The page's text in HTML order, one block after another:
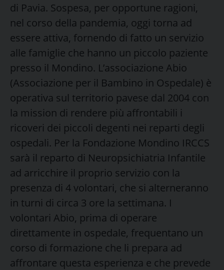
di Pavia. Sospesa, per opportune ragioni,
nel corso della pandemia, oggi torna ad
essere attiva, fornendo di fatto un servizio
alle famiglie che hanno un piccolo paziente
presso il Mondino. L’associazione Abio
(Associazione per il Bambino in Ospedale) è
operativa sul territorio pavese dal 2004 con
la mission di rendere più affrontabili i
ricoveri dei piccoli degenti nei reparti degli
ospedali. Per la Fondazione Mondino IRCCS
sarà il reparto di Neuropsichiatria Infantile
ad arricchire il proprio servizio con la
presenza di 4 volontari, che si alterneranno
in turni di circa 3 ore la settimana. I
volontari Abio, prima di operare
direttamente in ospedale, frequentano un
corso di formazione che li prepara ad
affrontare questa esperienza e che prevede